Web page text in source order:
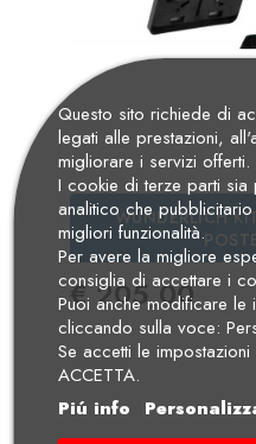
WUNDERLICH
Prezzo
€ 205,00
Questo sito richiede di
legati alle prestazioni,
migliorare i servizi offerti.
I cookie di terze parti
analitico che
migliori funzionalità.
Per avere la migliore
consiglia di accettare i
Puoi anche modificare le
cliccando sulla voce:
Se accetti le
ACCETTA.
Piú info